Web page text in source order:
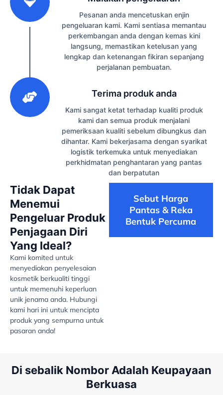
Pesanan anda mencetuskan enjin
pengeluaran kami. Kami sentiasa memantau
perkembangan anda dengan kemas kini
langsung, memastikan ketelusan yang
lengkap dan ketenangan fikiran sepanjang
perjalanan pembuatan.
Terima produk anda
Kami sangat ketat terhadap kualiti produk
kami dan semua produk menjalani
pemeriksaan kualiti sebelum dibungkus dan
dihantar. Kami bekerjasama dengan syarikat
logistik terkemuka untuk menyediakan
perkhidmatan penghantaran yang pantas
dan berpatutan
Tidak Dapat
Menemui
Pengeluar Produk
Penjagaan Diri
Yang Ideal?
Kami komited untuk
menyediakan penyelesaian
kosmetik berkualiti tinggi
untuk memenuhi keperluan
unik jenama anda. Hubungi
kami hari ini untuk mencipta
produk yang sempurna untuk
pasaran anda!
Sebut Harga
Pantas & Reka
Bentuk Percuma
Di sebalik Nombor Adalah Keupayaan
Berkuasa